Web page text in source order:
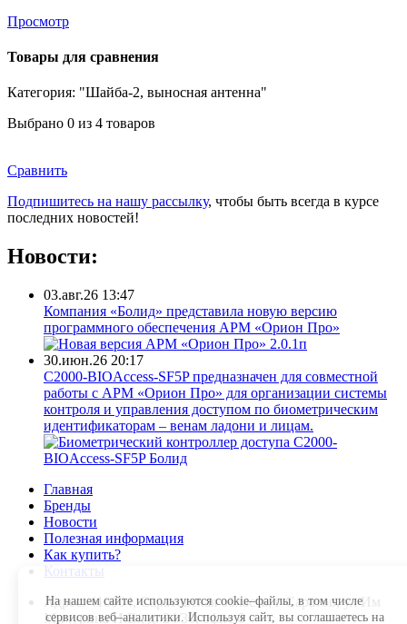
На нашем сайте используются cookie–файлы, в том числе
сервисов веб–аналитики. Используя сайт, вы соглашаетесь на
Просмотр
Товары для сравнения
Категория: "Шайба-2, выносная антенна"
Выбрано 0 из 4 товаров
Сравнить
Подпишитесь на нашу рассылку, чтобы быть всегда в курсе
последних новостей!
Новости:
03.авг.26 13:47
Компания «Болид» представила новую версию
программного обеспечения АРМ «Орион Про»
30.июн.26 20:17
С2000-BIOAccess-SF5P предназначен для совместной
работы с АРМ «Орион Про» для организации системы
контроля и управления доступом по биометрическим
идентификаторам – венам ладони и лицам.
Главная
Бренды
Новости
Полезная информация
Как купить?
Контакты
Адрес: 410004, Саратовская область, г Саратов, ул Им
Мичурина И.В., д. 24/30, офис 6